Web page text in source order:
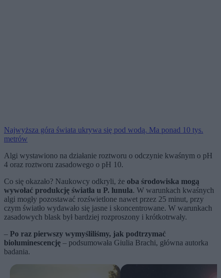
Najwyższa góra świata ukrywa się pod wodą. Ma ponad 10 tys.
metrów
Algi wystawiono na działanie roztworu o odczynie kwaśnym o pH
4 oraz roztworu zasadowego o pH 10.
Co się okazało? Naukowcy odkryli, że oba środowiska mogą
wywołać produkcję światła u P. lunula. W warunkach kwaśnych
algi mogły pozostawać rozświetlone nawet przez 25 minut, przy
czym światło wydawało się jasne i skoncentrowane. W warunkach
zasadowych blask był bardziej rozproszony i krótkotrwały.
– Po raz pierwszy wymyśliliśmy, jak podtrzymać
bioluminescencję – podsumowała Giulia Brachi, główna autorka
badania.